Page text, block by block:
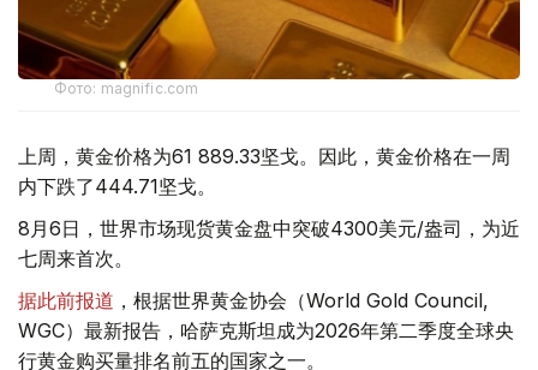
Фото: magnific.com
上周，黄金价格为61 889.33坚戈。因此，黄金价格在一周
内下跌了444.71坚戈。
8月6日，世界市场现货黄金盘中突破4300美元/盎司，为近
七周来首次。
据此前报道 ，根据世界黄金协会（World Gold Council,
WGC）最新报告，哈萨克斯坦成为2026年第二季度全球央
行黄金购买量排名前五的国家之一。